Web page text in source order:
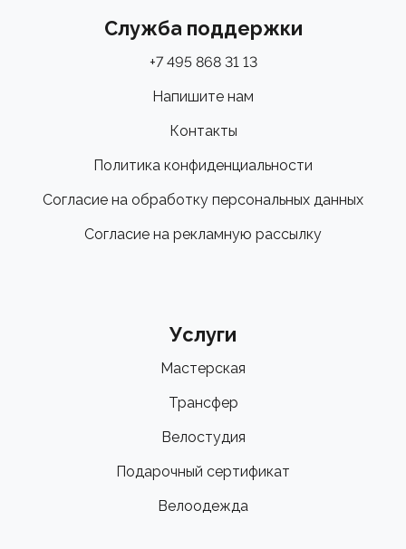
Служба поддержки
+7 495 868 31 13
Напишите нам
Контакты
Политика конфиденциальности
Согласие на обработку персональных данных
Согласие на рекламную рассылку
Услуги
Мастерская
Трансфер
Велостудия
Подарочный сертификат
Велоодежда